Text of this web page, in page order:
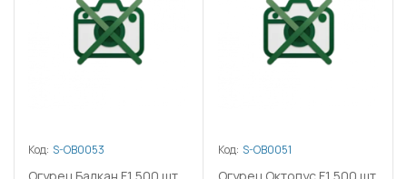
Код: S-OB0053 Код: S-OB0051